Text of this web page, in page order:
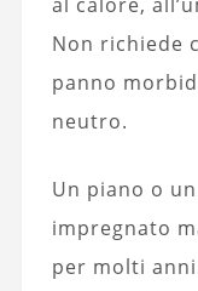
Non richiede
panno
neutro.
Un piano o
impregnato
per molti